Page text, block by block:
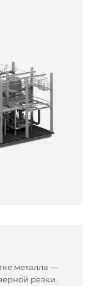
металла —
резки.